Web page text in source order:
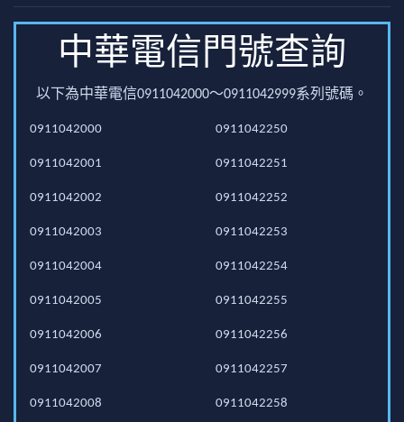
中華電信門號查詢
以下為中華電信0911042000～0911042999系列號碼。
0911042000
0911042001
0911042002
0911042003
0911042004
0911042005
0911042006
0911042007
0911042008
0911042250
0911042251
0911042252
0911042253
0911042254
0911042255
0911042256
0911042257
0911042258